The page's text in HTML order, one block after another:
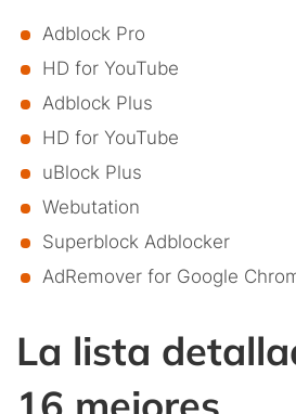
Adblock Pro
HD for YouTube
Adblock Plus
HD for YouTube
uBlock Plus
Webutation
Superblock Adblocker
AdRemover for Google
La lista